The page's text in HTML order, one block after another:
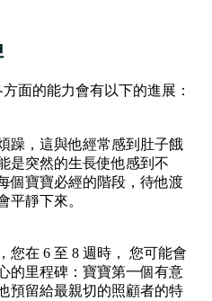
面的能力會有以下的進展：
躁，這與他經常感到肚子餓
是突然的生長使他感到不
個寶寶必經的階段，待他渡
平靜下來。
您在 6 至 8 週時， 您可能會
的里程碑：寶寶第一個有意
預留給最親切的照顧者的特